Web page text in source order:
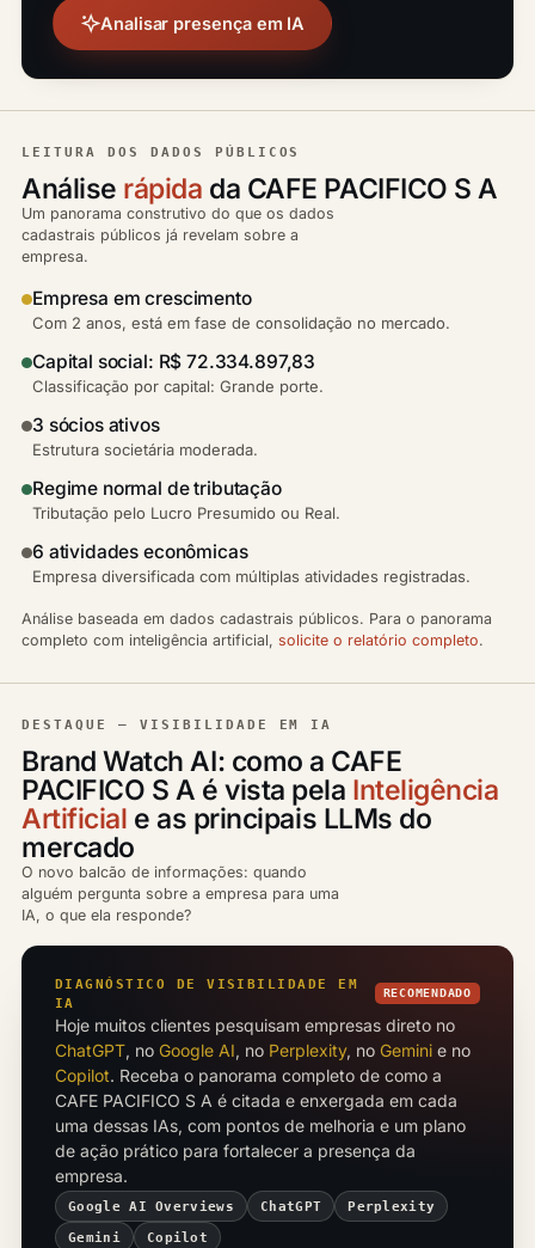
Analisar presença em IA
LEITURA DOS DADOS PÚBLICOS
Análise rápida da CAFE PACIFICO S A
Um panorama construtivo do que os dados
cadastrais públicos já revelam sobre a
empresa.
Empresa em crescimento
Com 2 anos, está em fase de consolidação no mercado.
Capital social: R$ 72.334.897,83
Classificação por capital: Grande porte.
3 sócios ativos
Estrutura societária moderada.
Regime normal de tributação
Tributação pelo Lucro Presumido ou Real.
6 atividades econômicas
Empresa diversificada com múltiplas atividades registradas.
Análise baseada em dados cadastrais públicos. Para o panorama
completo com inteligência artificial, solicite o relatório completo.
DESTAQUE — VISIBILIDADE EM IA
Brand Watch AI: como a CAFE
PACIFICO S A é vista pela Inteligência
Artificial e as principais LLMs do
mercado
O novo balcão de informações: quando
alguém pergunta sobre a empresa para uma
IA, o que ela responde?
DIAGNÓSTICO DE VISIBILIDADE EM
IA
RECOMENDADO
Hoje muitos clientes pesquisam empresas direto no
ChatGPT, no Google AI, no Perplexity, no Gemini e no
Copilot. Receba o panorama completo de como a
CAFE PACIFICO S A é citada e enxergada em cada
uma dessas IAs, com pontos de melhoria e um plano
de ação prático para fortalecer a presença da
empresa.
Google AI Overviews ChatGPT Perplexity
Gemini Copilot